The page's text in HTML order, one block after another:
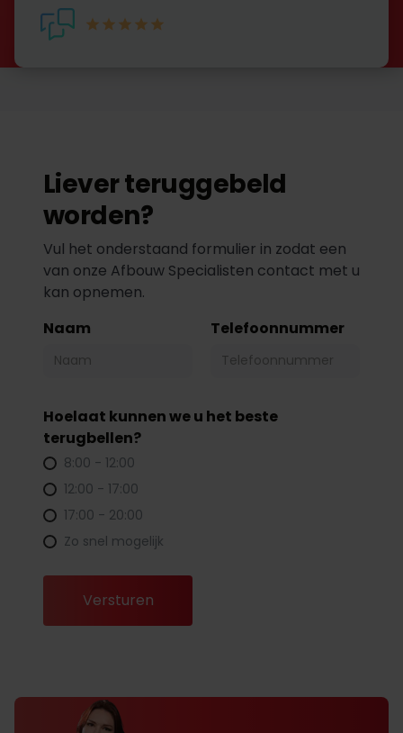
Liever teruggebeld
worden?
Vul het onderstaand formulier in zodat een
van onze Afbouw Specialisten contact met u
kan opnemen.
Naam
Telefoonnummer
Hoelaat kunnen we u het beste
terugbellen?
8:00 - 12:00
12:00 - 17:00
17:00 - 20:00
Zo snel mogelijk